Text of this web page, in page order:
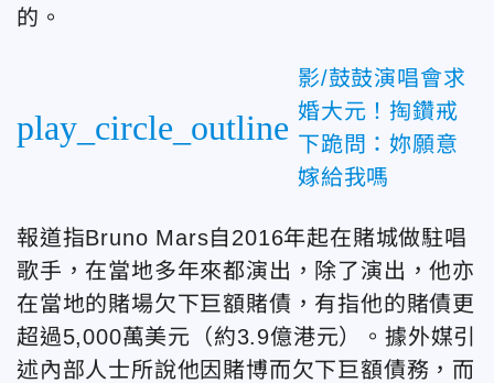
的。
play_circle_outline
影/鼓鼓演唱會求
婚大元！掏鑽戒
下跪問：妳願意
嫁給我嗎
報道指Bruno Mars自2016年起在賭城做駐唱
歌手，在當地多年來都演出，除了演出，他亦
在當地的賭場欠下巨額賭債，有指他的賭債更
超過5,000萬美元（約3.9億港元）。據外媒引
述內部人士所說他因賭博而欠下巨額債務，而